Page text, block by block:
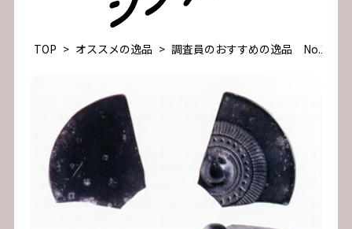
TOP > オススメの逸品 > 調査員のおすすめの逸品 No.1 大